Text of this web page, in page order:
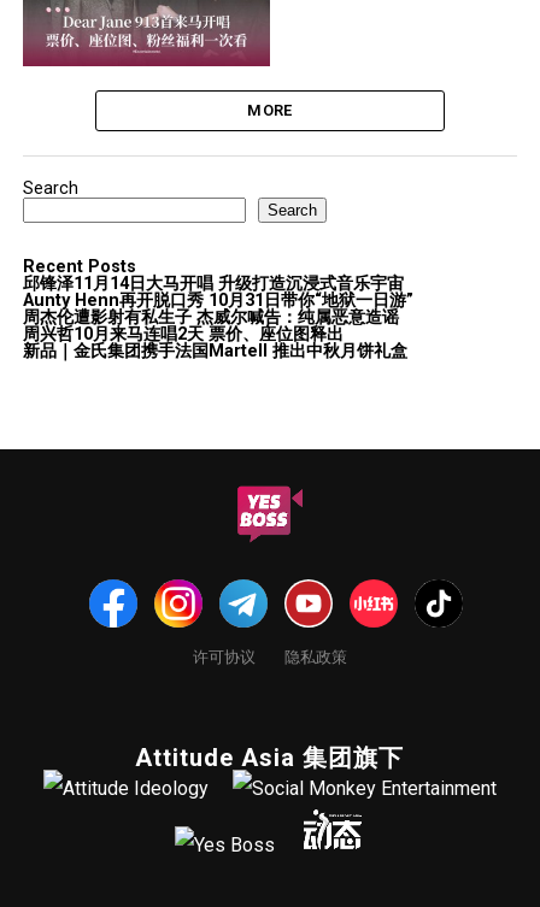
MORE
Search
Search
Recent Posts
邱锋泽11月14日大马开唱 升级打造沉浸式音乐宇宙
Aunty Henn再开脱口秀 10月31日带你“地狱一日游”
周杰伦遭影射有私生子 杰威尔喊告：纯属恶意造谣
周兴哲10月来马连唱2天 票价、座位图释出
新品｜金氏集团携手法国Martell 推出中秋月饼礼盒
许可协议 隐私政策
Attitude Asia 集团旗下